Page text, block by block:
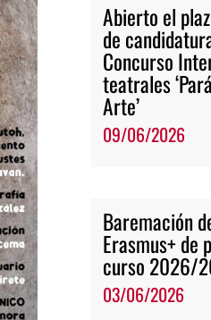
Abierto el
de
Concurso
teatrales
Arte’
09/06/2026
Baremación
Erasmus+ de
curso 2026/
03/06/2026